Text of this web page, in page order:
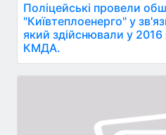
Поліцейські провели
"Київтеплоенерго" у
який здійснювали у 2016
КМДА.